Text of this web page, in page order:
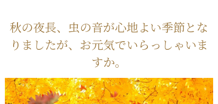
秋の夜長、虫の音が心地よい季節とな
りましたが、お元気でいらっしゃいま
すか。